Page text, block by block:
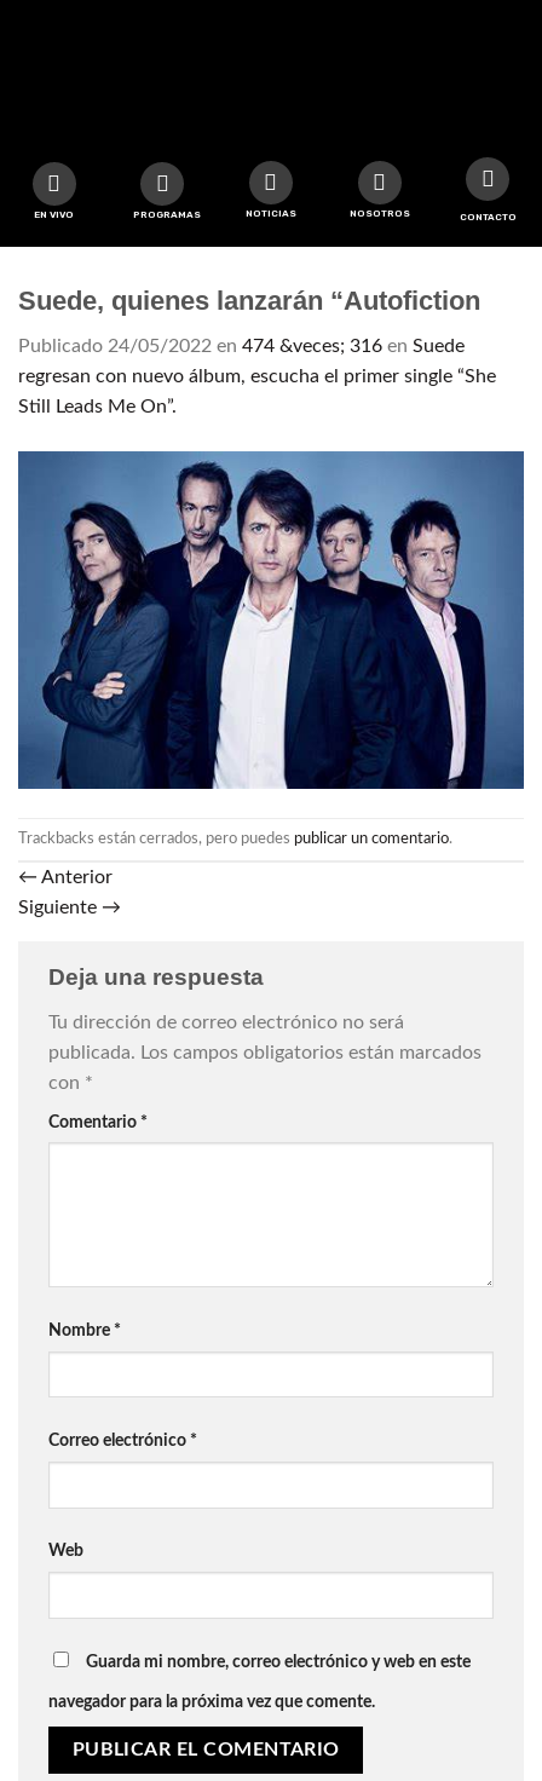
EN VIVO PROGRAMAS NOTICIAS NOSOTROS CONTACTO
Suede, quienes lanzarán “Autofiction
Publicado 24/05/2022 en 474 &veces; 316 en Suede
regresan con nuevo álbum, escucha el primer single “She
Still Leads Me On”.
Trackbacks están cerrados, pero puedes publicar un comentario.
← Anterior
Siguiente →
Deja una respuesta
Tu dirección de correo electrónico no será
publicada. Los campos obligatorios están marcados
con *
Comentario *
Nombre *
Correo electrónico *
Web
Guarda mi nombre, correo electrónico y web en este
navegador para la próxima vez que comente.